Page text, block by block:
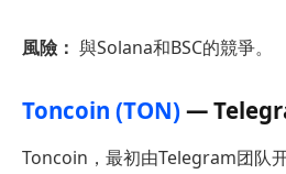
風險： 與Solana和BSC的競爭。
Toncoin (TON)—
Toncoin，最初由Telegram团队